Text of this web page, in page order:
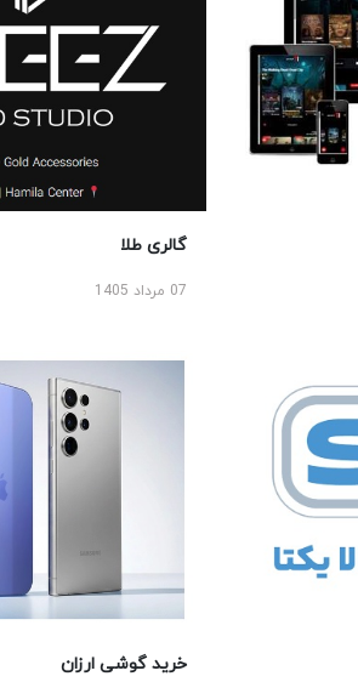
گالری طلا
07 مرداد 1405
خرید گوشی ارزان